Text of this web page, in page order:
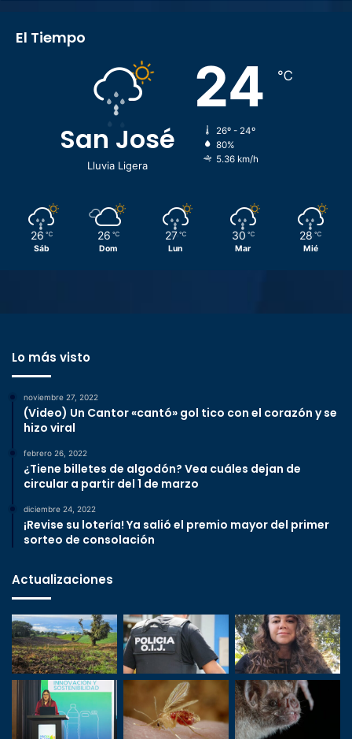
El Tiempo
San José
Lluvia Ligera
24 ℃
26º - 24º
80%
5.36 km/h
26 ℃
Sáb
26 ℃
Dom
27 ℃
Lun
30 ℃
Mar
28 ℃
Mié
Lo más visto
noviembre 27, 2022
(Video) Un Cantor «cantó» gol tico con el corazón y se
hizo viral
febrero 26, 2022
¿Tiene billetes de algodón? Vea cuáles dejan de
circular a partir del 1 de marzo
diciembre 24, 2022
¡Revise su lotería! Ya salió el premio mayor del primer
sorteo de consolación
Actualizaciones